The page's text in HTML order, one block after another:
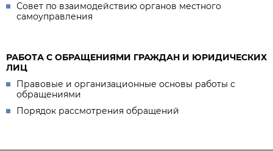
Совет по взаимодействию органов местного
самоуправления
РАБОТА С ОБРАЩЕНИЯМИ ГРАЖДАН И ЮРИДИЧЕСКИХ
ЛИЦ
Правовые и организационные основы работы с
обращениями
Порядок рассмотрения обращений